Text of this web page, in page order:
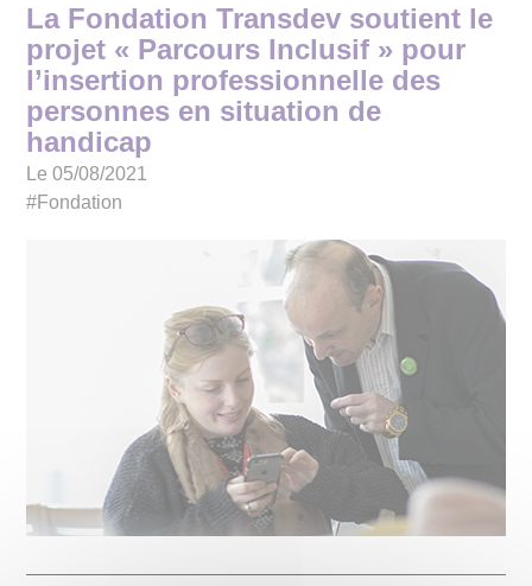
La Fondation Transdev soutient le
projet « Parcours Inclusif » pour
l’insertion professionnelle des
personnes en situation de
handicap
Le 05/08/2021
#Fondation